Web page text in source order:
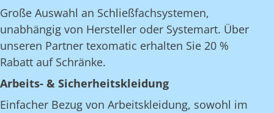
Große Auswahl an Schließfachsystemen,
unabhängig von Hersteller oder Systemart. Über
unseren Partner texomatic erhalten Sie 20 %
Rabatt auf Schränke.
Arbeits- & Sicherheitskleidung
Einfacher Bezug von Arbeitskleidung, sowohl im